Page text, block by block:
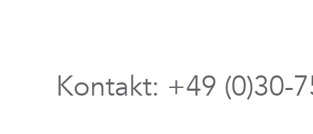
Kontakt: +49 (0)30-